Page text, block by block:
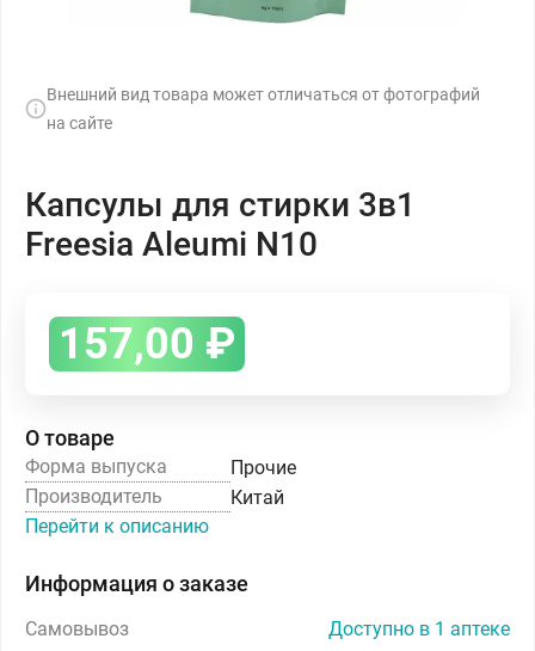
Внешний вид товара может отличаться от фотографий
на сайте
Капсулы для стирки 3в1
Freesia Aleumi N10
157,00 ₽
О товаре
Форма выпуска
Прочие
Производитель
Китай
Перейти к описанию
Информация о заказе
Самовывоз Доступно в 1 аптеке